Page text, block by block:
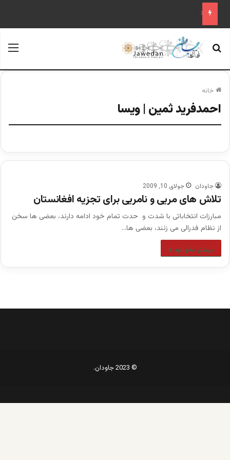
تحولات بدخشان؛ نشانه‌های سقوط یا پایان مأموریت طالبان
جستجو برای
خانه
احمدفرید ثمین | ویسا
جاودان جولای 10, 2009
تلاش های مریی و نامریی برای تجزیه افغانستان
مبارزات انتخاباتی با شدت و حدت تمام خود ادامه دارند، بعضی ها سخن
از نظام فدرالی می زنند، بعضی ها…
بیشتر بخوانید »
© 2023 جاودان.